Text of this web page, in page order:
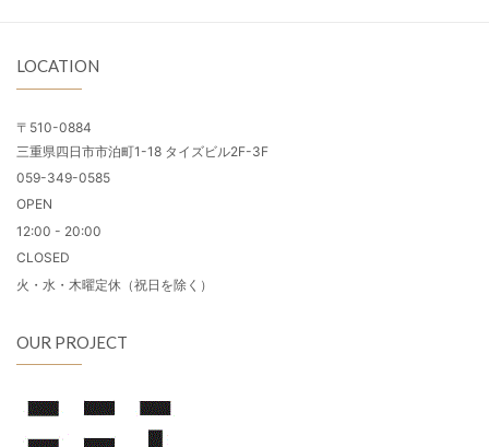
LOCATION
〒510-0884
三重県四日市市泊町1-18 タイズビル2F-3F
059-349-0585
OPEN
12:00 - 20:00
CLOSED
火・水・木曜定休（祝日を除く）
OUR PROJECT